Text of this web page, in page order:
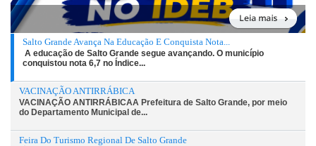
Salto Grande Avança Na Educação E Conquista Nota...
A educação de Salto Grande segue avançando. O município
conquistou nota 6,7 no Índice...
VACINAÇÃO ANTIRRÁBICA
VACINAÇÃO ANTIRRÁBICAA Prefeitura de Salto Grande, por meio
do Departamento Municipal de...
Feira Do Turismo Regional De Salto Grande